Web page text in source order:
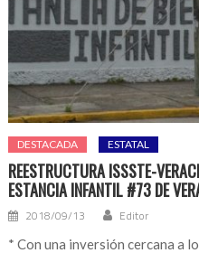
DESTACADA ESTATAL
REESTRUCTURA ISSSTE-
ESTANCIA INFANTIL #73 DE
2018/09/13 Editor
* Con una inversión cercana a